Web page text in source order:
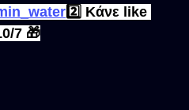
2️⃣ Κάνε like
7 🎁